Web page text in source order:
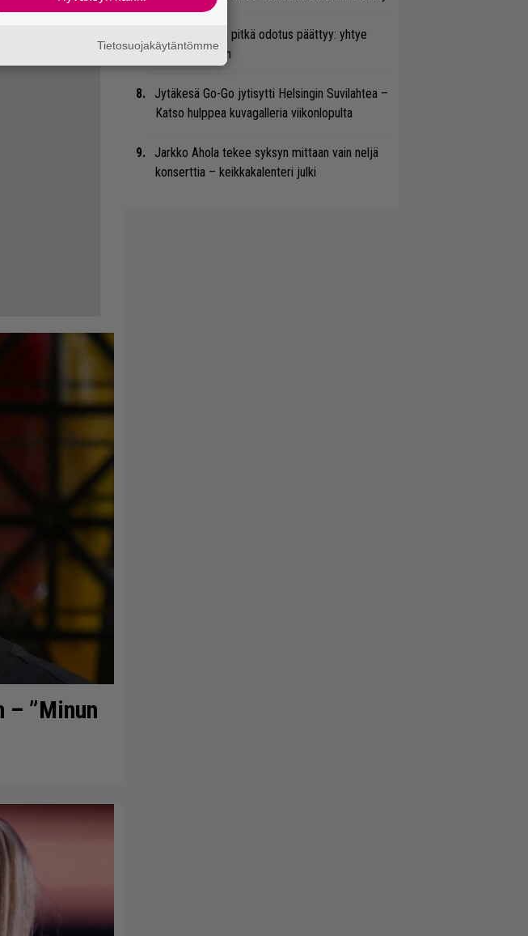
”Minun
Weezer-fanien pitkä odotus päättyy: yhtye
tulee Suomeen
Jytäkesä Go-Go jytisytti Helsingin Suvilahtea –
Katso hulppea kuvagalleria viikonlopulta
Jarkko Ahola tekee syksyn mittaan vain neljä
konserttia – keikkakalenteri julki
Tietosuojakäytäntömme